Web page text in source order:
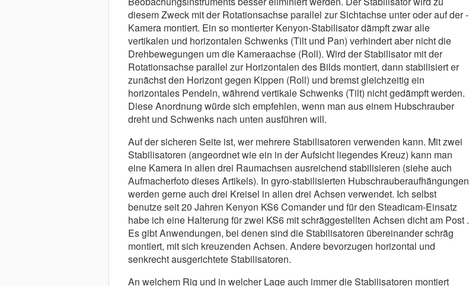
diesem Zweck mit der Rotationsachse parallel zur Sichtachse unter oder auf der ­
Kamera montiert. Ein so montierter Kenyon-Stabilisator dä̈mpft zwar alle
vertikalen und hori­zontalen Schwenks (Tilt und Pan) verhindert aber nicht die
Drehbewegungen um die Kamera­achse (Roll). Wird der Stabilisator mit der
Rotations­achse parallel zur Horizontalen des Bilds montiert, dann stabilisiert er
zunä̈chst den Horizont gegen Kippen (Roll) und bremst gleich­zeitig ein
horizontales Pendeln, wä̈hrend vertikale Schwenks (Tilt) nicht gedä̈mpft werden.
Diese Anordnung wü̈rde sich empfehlen, wenn man aus einem Hubschrauber
dreht und Schwenks nach unten ausfü̈hren will.
Auf der sicheren Seite ist, wer mehrere Stabilisatoren verwenden kann. Mit zwei
Stabilisatoren (angeordnet wie ein in der Aufsicht liegendes Kreuz) kann man
eine Kamera in allen drei Raumachsen ausreichend stabilisieren (siehe auch
Aufmacherfoto dieses Artikels). In gyro-stabilisierten Hubschrauberauf­hä̈n­gun­gen
werden gerne auch drei Kreisel in allen drei Achsen verwendet. Ich selbst
benutze seit 20 Jahren Kenyon KS6 Comander und fü̈r den Steadicam-Einsatz
habe ich eine Halterung fü̈r zwei KS6 mit schrä̈g­gestellten Achsen dicht am Post .
Es gibt Anwendungen, bei denen sind die Stabilisatoren ü̈bereinander schrä̈g
montiert, mit sich kreu­zenden Achsen. Andere bevorzugen horizontal und
senkrecht ausgerichtete Stabi­li­satoren.
An welchem Rig und in welcher Lage auch immer die Stabilisatoren montiert